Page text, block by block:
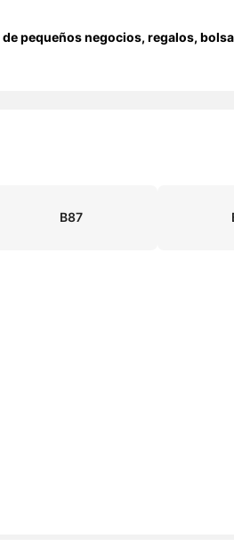
pequeños negocios, regalos,
B87